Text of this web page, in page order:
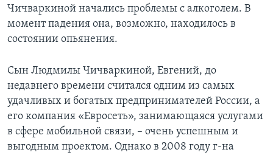
Чичваркиной начались проблемы с алкоголем. В
момент падения она, возможно, находилось в
состоянии опьянения.
Сын Людмилы Чичваркиной, Евгений, до
недавнего времени считался одним из самых
удачливых и богатых предпринимателей России, а
его компания «Евросеть», занимающаяся услугами
в сфере мобильной связи, – очень успешным и
выгодным проектом. Однако в 2008 году г-на